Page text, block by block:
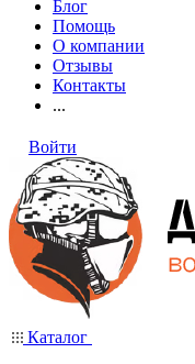
Блог
Помощь
О компании
Отзывы
Контакты
...
Войти
Каталог